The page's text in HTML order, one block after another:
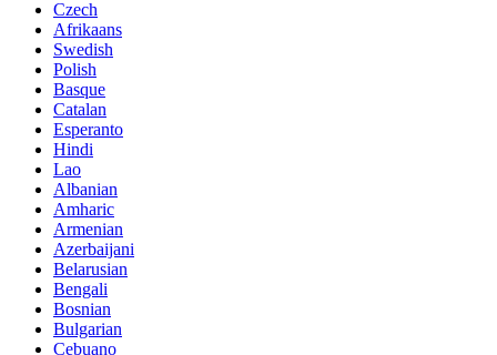
Czech
Afrikaans
Swedish
Polish
Basque
Catalan
Esperanto
Hindi
Lao
Albanian
Amharic
Armenian
Azerbaijani
Belarusian
Bengali
Bosnian
Bulgarian
Cebuano